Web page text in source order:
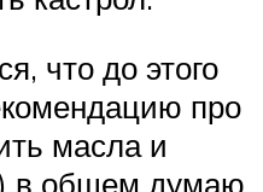
что до этого
про
масла и
в общем думаю